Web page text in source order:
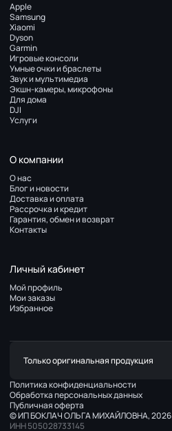
Apple
Samsung
Xiaomi
Dyson
Garmin
Игровые консоли
Умные очки и браслеты
Звук и мультимедиа
Экшн-камеры, микрофоны
Для дома
DJI
Услуги
О компании
О нас
Блог и новости
Доставка и оплата
Рассрочка и кредит
Гарантия, обмен и возврат
Контакты
Личный кабинет
Мой профиль
Мои заказы
Избранное
Только оригинальная продукция
Политика конфиденциальности
Обработка персональных данных
Публичная оферта
© ИП БОКЛАЧ ОЛЬГА МИХАЙЛОВНА, 2026
ИНН 505028733145